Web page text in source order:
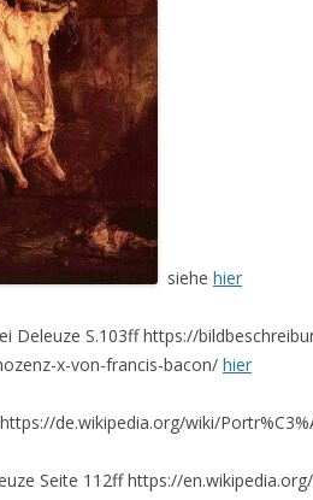
siehe hier
Deleuze S.103ff https://
x-von-francis-bacon/ hier
https://de.wikipedia.org/wiki/
Seite 112ff https://